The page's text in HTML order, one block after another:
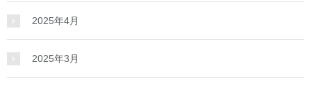
2025年4月
2025年3月